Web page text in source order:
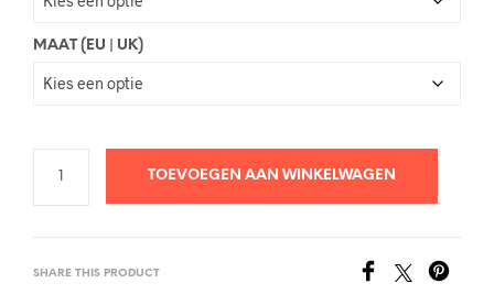
MAAT (EU | UK)
TOEVOEGEN AAN WINKELWAGEN
SHARE THIS PRODUCT